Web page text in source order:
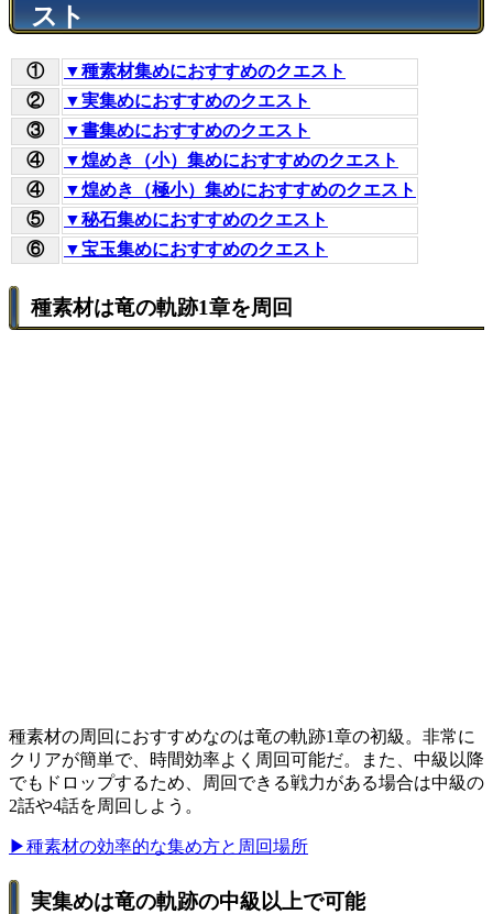
スト
①
▼種素材集めにおすすめのクエスト
②
▼実集めにおすすめのクエスト
③
▼書集めにおすすめのクエスト
④
▼煌めき（小）集めにおすすめのクエスト
④
▼煌めき（極小）集めにおすすめのクエスト
⑤
▼秘石集めにおすすめのクエスト
⑥
▼宝玉集めにおすすめのクエスト
種素材は竜の軌跡1章を周回
種素材の周回におすすめなのは竜の軌跡1章の初級。非常に
クリアが簡単で、時間効率よく周回可能だ。また、中級以降
でもドロップするため、周回できる戦力がある場合は中級の
2話や4話を周回しよう。
▶種素材の効率的な集め方と周回場所
実集めは竜の軌跡の中級以上で可能